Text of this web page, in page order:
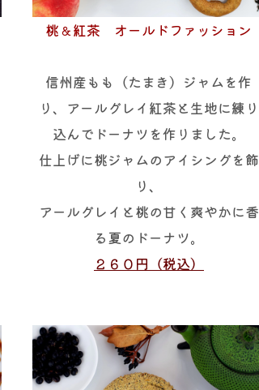
桃＆紅茶 オールドファッション
信州産もも（たまき）ジャムを作
り、アールグレイ紅茶と生地に練り
込んでドーナツを作りました。
仕上げに桃ジャムのアイシングを飾
り、
アールグレイと桃の甘く爽やかに香
る夏のドーナツ。
２６０円（税込）